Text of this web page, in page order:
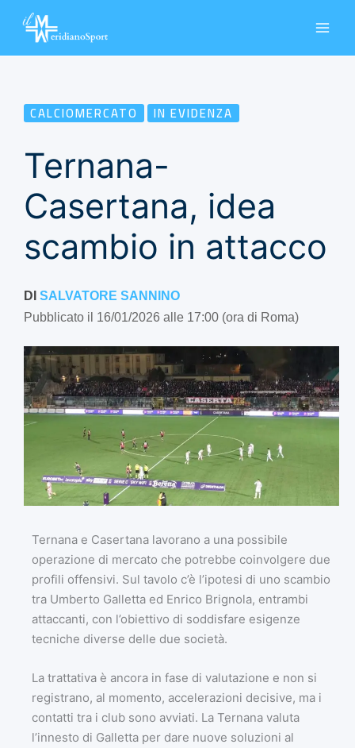
CALCIOMERCATO IN EVIDENZA
Ternana-
Casertana, idea
scambio in attacco
DI SALVATORE SANNINO
Pubblicato il 16/01/2026 alle 17:00 (ora di Roma)
Ternana e Casertana lavorano a una possibile
operazione di mercato che potrebbe coinvolgere due
profili offensivi. Sul tavolo c’è l’ipotesi di uno scambio
tra Umberto Galletta ed Enrico Brignola, entrambi
attaccanti, con l’obiettivo di soddisfare esigenze
tecniche diverse delle due società.
La trattativa è ancora in fase di valutazione e non si
registrano, al momento, accelerazioni decisive, ma i
contatti tra i club sono avviati. La Ternana valuta
l’innesto di Galletta per dare nuove soluzioni al